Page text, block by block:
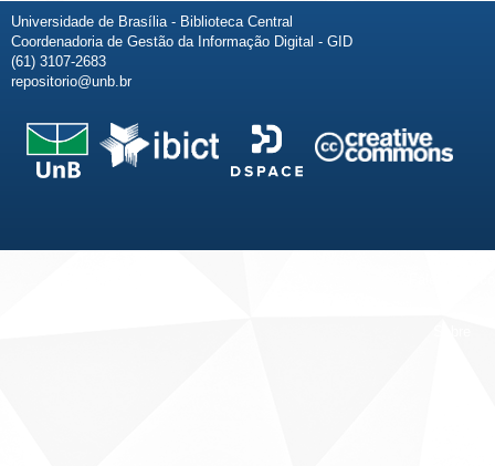
Universidade de Brasília - Biblioteca Central
Coordenadoria de Gestão da Informação Digital - GID
(61) 3107-2683
repositorio@unb.br